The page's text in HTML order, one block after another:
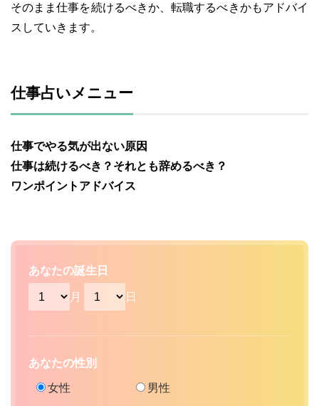
そのまま仕事を続けるべきか、転職するべきかもアドバイ
スしていきます。
仕事占いメニュー
仕事でやる気が出ない原因
仕事は続けるべき？それとも辞めるべき？
ワンポイントアドバイス
あなたの誕生日
月 日
あなたの性別
女性 男性